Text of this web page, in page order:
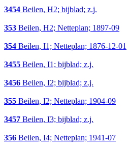
3454 Beilen, H2; bijblad; z.j.
353 Beilen, H2; Netteplan; 1897-09
354 Beilen, I1; Netteplan; 1876-12-01
3455 Beilen, I1; bijblad; z.j.
3456 Beilen, I2; bijblad; z.j.
355 Beilen, I2; Netteplan; 1904-09
3457 Beilen, I3; bijblad; z.j.
356 Beilen, I4; Netteplan; 1941-07